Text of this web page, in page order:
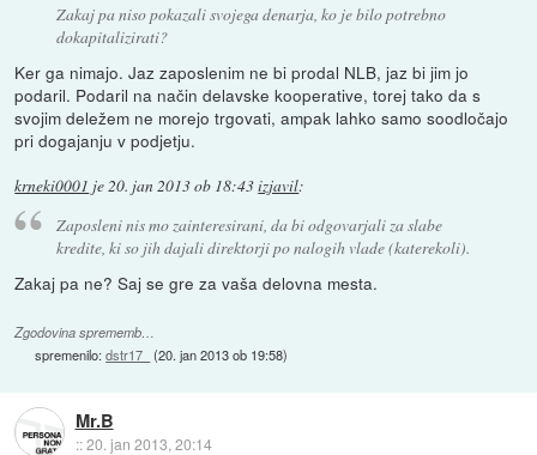
Zakaj pa niso pokazali svojega denarja, ko je bilo potrebno
dokapitalizirati?
Ker ga nimajo. Jaz zaposlenim ne bi prodal NLB, jaz bi jim jo
podaril. Podaril na način delavske kooperative, torej tako da s
svojim deležem ne morejo trgovati, ampak lahko samo soodločajo
pri dogajanju v podjetju.
krneki0001 je20. jan 2013 ob 18:43izjavil:
Zaposleni nis mo zainteresirani, da bi odgovarjali za slabe
kredite, ki so jih dajali direktorji po nalogih vlade (katerekoli).
Zakaj pa ne? Saj se gre za vaša delovna mesta.
Zgodovina sprememb…
spremenilo:dstr17_ (20. jan 2013 ob 19:58)
Mr.B
::20. jan 2013, 20:14